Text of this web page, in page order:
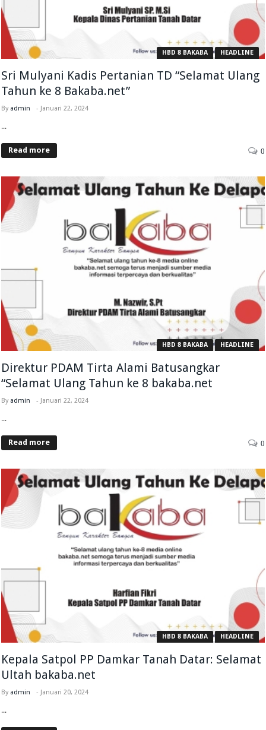
HBD 8 BAKABA HEADLINE
Sri Mulyani Kadis Pertanian TD “Selamat Ulang
Tahun ke 8 Bakaba.net”
By admin - Januari 22, 2024
...
Read more 0
HBD 8 BAKABA HEADLINE
Direktur PDAM Tirta Alami Batusangkar
“Selamat Ulang Tahun ke 8 bakaba.net
By admin - Januari 22, 2024
...
Read more 0
HBD 8 BAKABA HEADLINE
Kepala Satpol PP Damkar Tanah Datar: Selamat
Ultah bakaba.net
By admin - Januari 20, 2024
...